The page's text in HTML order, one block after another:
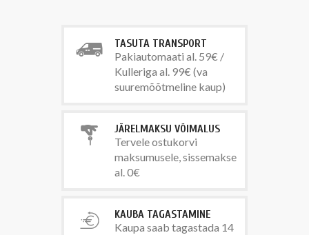
TASUTA TRANSPORT
Pakiautomaati al. 59€ /
Kulleriga al. 99€ (va
suuremõõtmeline kaup)
JÄRELMAKSU VÕIMALUS
Tervele ostukorvi
maksumusele, sissemakse
al. 0€
KAUBA TAGASTAMINE
Kaupa saab tagastada 14